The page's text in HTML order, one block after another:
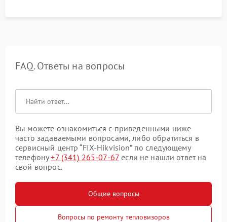
FAQ. Ответы на вопросы
Вы можете ознакомиться с приведенными ниже
часто задаваемыми вопросами, либо обратиться в
сервисный центр “FIX-Hikvision” по следующему
телефону+7 (341) 265-07-67 если не нашли ответ на
свой вопрос.
Общие вопросы
Вопросы по ремонту тепловизоров